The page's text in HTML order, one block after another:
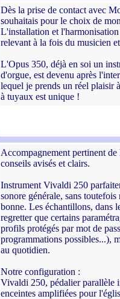
Dès la prise de contact avec
souhaitais pour le choix de
L'installation et l'harmonisation
relevant à la fois du musicien
L'Opus 350, déjà en soi un
d'orgue, est devenu après
lequel je prends un réel plaisir
à tuyaux est unique !
Accompagnement pertinent
conseils avisés et clairs.
Instrument Vivaldi 250
sonore générale, sans
bonne. Les échantillons, dans
regretter que certains
profils protégés par mot de
programmations possibles...),
au quotidien.
Notre configuration :
Vivaldi 250, pédalier parallèle
enceintes amplifiées pour